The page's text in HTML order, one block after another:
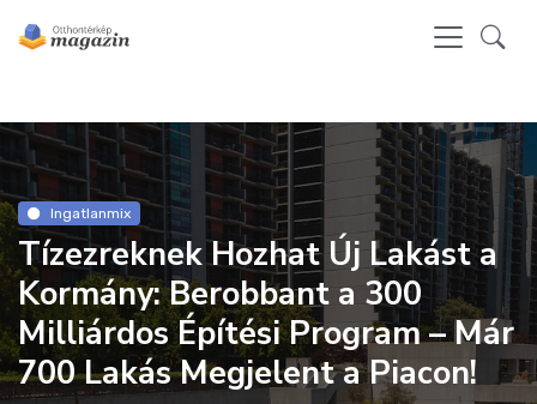
Ingatlanmix
Tízezreknek Hozhat Új Lakást a
Kormány: Berobbant a 300
Milliárdos Építési Program – Már
700 Lakás Megjelent a Piacon!